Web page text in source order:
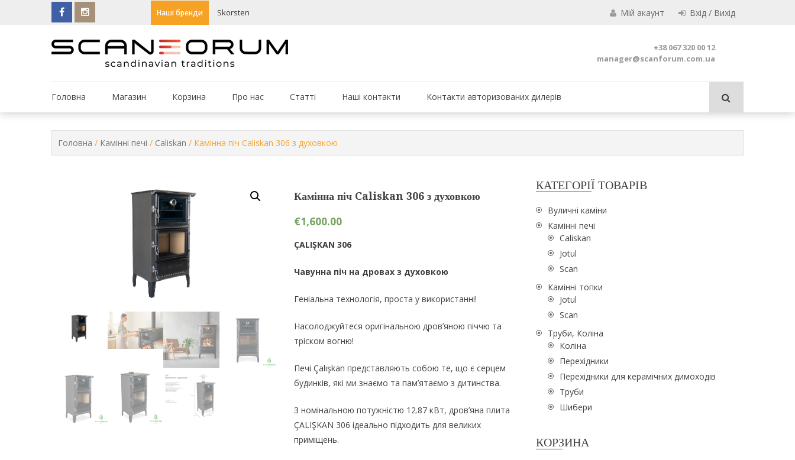
Наші бренди Skorsten Jotul
Мій акаунт Вхід / Вихід
+38 067 320 00 12
manager@scanforum.com.ua
Головна Магазин Корзина Про нас Статті Наші контакти Контакти авторизованих дилерів
Головна / Камінні печі / Caliskan / Камінна піч Caliskan 306 з духовкою
Камінна піч Caliskan 306 з духовкою
€1,600.00
ÇALIŞKAN 306
Чавунна піч на дровах з духовкою
Геніальна технологія, проста у використанні!
Насолоджуйтеся оригінальною дров’яною піччю та
тріском вогню!
Печі Çalışkan представляють собою те, що є серцем
будинків, які ми знаємо та пам’ятаємо з дитинства.
З номінальною потужністю 12.87 кВт, дров’яна плита
ÇALIŞKAN 306 ідеально підходить для великих
приміщень.
КАТЕГОРІЇ ТОВАРІВ
Вуличні каміни
Камінні печі
Caliskan
Jotul
Scan
Камінні топки
Jotul
Scan
Труби, Коліна
Коліна
Перехідники
Перехідники для керамічних димоходів
Труби
Шибери
КОРЗИНА